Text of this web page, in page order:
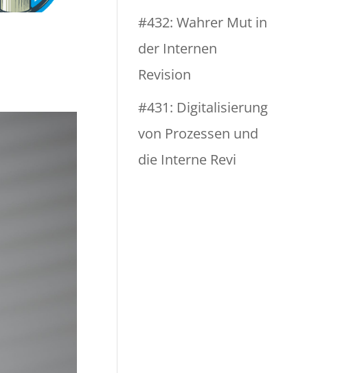
#432: Wahrer Mut in
der Internen
Revision
#431: Digitalisierung
von Prozessen und
die Interne Revi